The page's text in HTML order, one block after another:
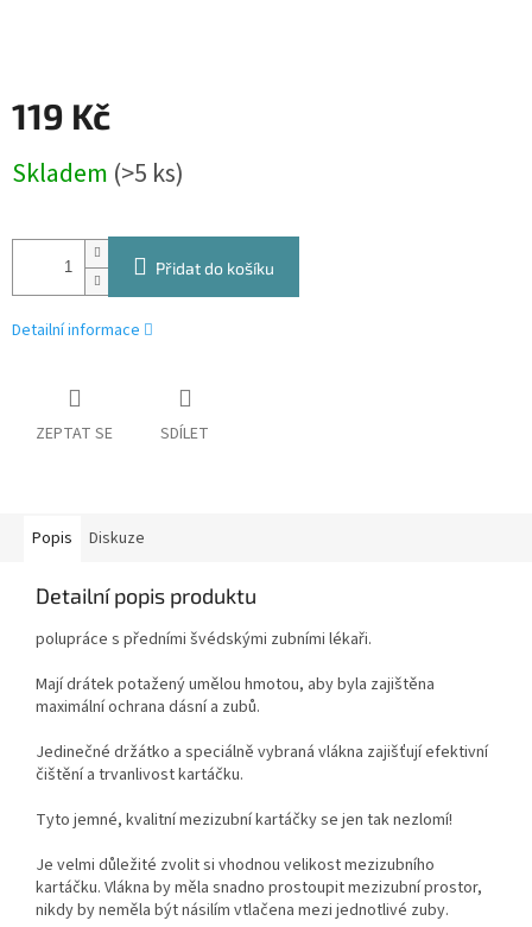
119 Kč
cena:
Skladem (>5 ks)
Přidat do košíku
Detailní informace
ZEPTAT SE SDÍLET
Popis Diskuze
Detailní popis produktu
polupráce s předními švédskými zubními lékaři.
Mají drátek potažený umělou hmotou, aby byla zajištěna
maximální ochrana dásní a zubů.
Jedinečné držátko a speciálně vybraná vlákna zajišťují efektivní
čištění a trvanlivost kartáčku.
Tyto jemné, kvalitní mezizubní kartáčky se jen tak nezlomí!
Je velmi důležité zvolit si vhodnou velikost mezizubního
kartáčku. Vlákna by měla snadno prostoupit mezizubní prostor,
nikdy by neměla být násilím vtlačena mezi jednotlivé zuby.